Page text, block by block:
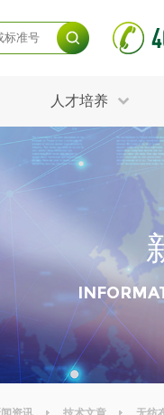
人才培养
声环境与振动检
危废鉴定
更多
食品安全检测
洁净度检测
化妆品检测
水资源检测
毒理检测